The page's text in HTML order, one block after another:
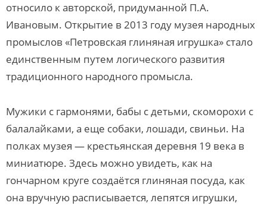
относило к авторской, придуманной П.А.
Ивановым. Открытие в 2013 году музея народных
промыслов «Петровская глиняная игрушка» стало
единственным путем логического развития
традиционного народного промысла.
Мужики с гармонями, бабы с детьми, скоморохи с
балалайками, а еще собаки, лошади, свиньи. На
полках музея — крестьянская деревня 19 века в
миниатюре. Здесь можно увидеть, как на
гончарном круге создаётся глиняная посуда, как
она вручную расписывается, лепятся игрушки,